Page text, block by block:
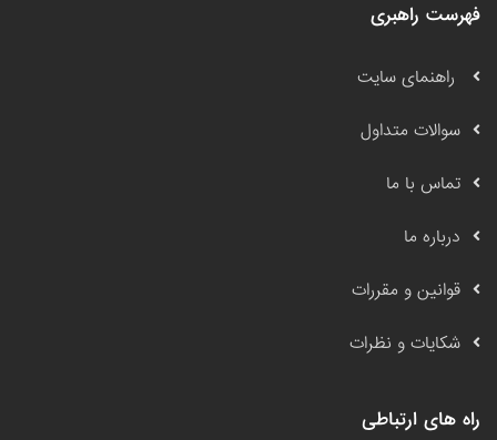
فهرست راهبری
راهنمای سایت
سوالات متداول
تماس با ما
درباره ما
قوانین و مقررات
شکایات و نظرات
راه های ارتباطی